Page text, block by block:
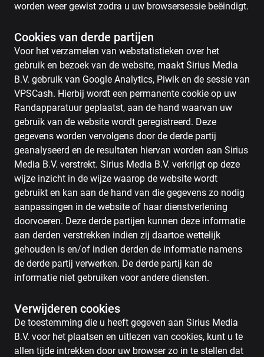
worden weer gewist zodra u uw browsersessie beëindigt.
Cookies van derde partijen
Voor het verzamelen van webstatistieken over het
gebruik en bezoek van de website, maakt Sirius Media
B.V. gebruik van Google Analytics, Piwik en de sessie van
VPSCash. Hierbij wordt een permanente cookie op uw
Randapparatuur geplaatst, aan de hand waarvan uw
gebruik van de website wordt geregistreerd. Deze
gegevens worden vervolgens door de derde partij
geanalyseerd en de resultaten hiervan worden aan Sirius
Media B.V. verstrekt. Sirius Media B.V. verkrijgt op deze
wijze inzicht in de wijze waarop de website wordt
gebruikt en kan aan de hand van die gegevens zo nodig
aanpassingen in de website of haar dienstverlening
doorvoeren. Deze derde partijen kunnen deze informatie
aan derden verstrekken indien zij daartoe wettelijk
gehouden is en/of indien derden de informatie namens
de derde partij verwerken. De derde partij kan de
informatie niet gebruiken voor andere diensten.
Verwijderen cookies
De toestemming die u heeft gegeven aan Sirius Media
B.V. voor het plaatsen en uitlezen van cookies, kunt u te
allen tijde intrekken door uw browser zo in te stellen dat